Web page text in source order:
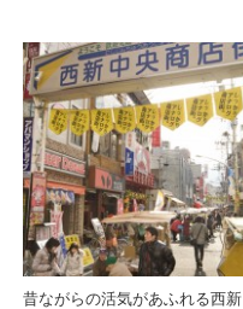
昔ながらの活気があふれる西新